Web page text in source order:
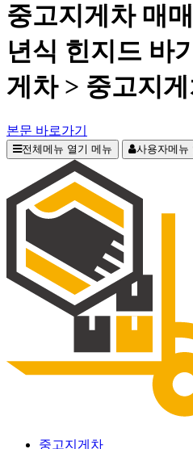
중고지게차 매
년식 힌지드 바
게차 > 중고지
본문 바로가기
전체메뉴 열기 메뉴 사용자메뉴
중고지게차